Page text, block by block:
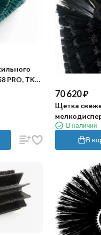
PRO, TK58
70 620₽
Щетка
TK58 PRO,
В наличии
В